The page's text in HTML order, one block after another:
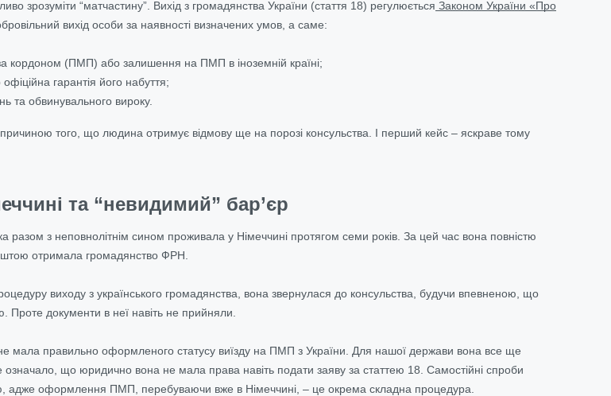
зрозуміти “матчастину”. Вихід з громадянства України (стаття 18) регулюється Законом України «Про
вихід особи за наявності визначених умов, а саме:
кордоном (ПМП) або залишення на ПМП в іноземній країні;
гарантія його набуття;
та обвинувального вироку.
того, що людина отримує відмову ще на порозі консульства. І перший кейс – яскраве тому
та “невидимий” бар’єр
разом з неповнолітнім сином проживала у Німеччині протягом семи років. За цей час вона повністю
отримала громадянство ФРН.
виходу з українського громадянства, вона звернулася до консульства, будучи впевненою, що
документи в неї навіть не прийняли.
мала правильно оформленого статусу виїзду на ПМП з України. Для нашої держави вона все ще
що юридично вона не мала права навіть подати заяву за статтею 18. Самостійні спроби
адже оформлення ПМП, перебуваючи вже в Німеччині, – це окрема складна процедура.